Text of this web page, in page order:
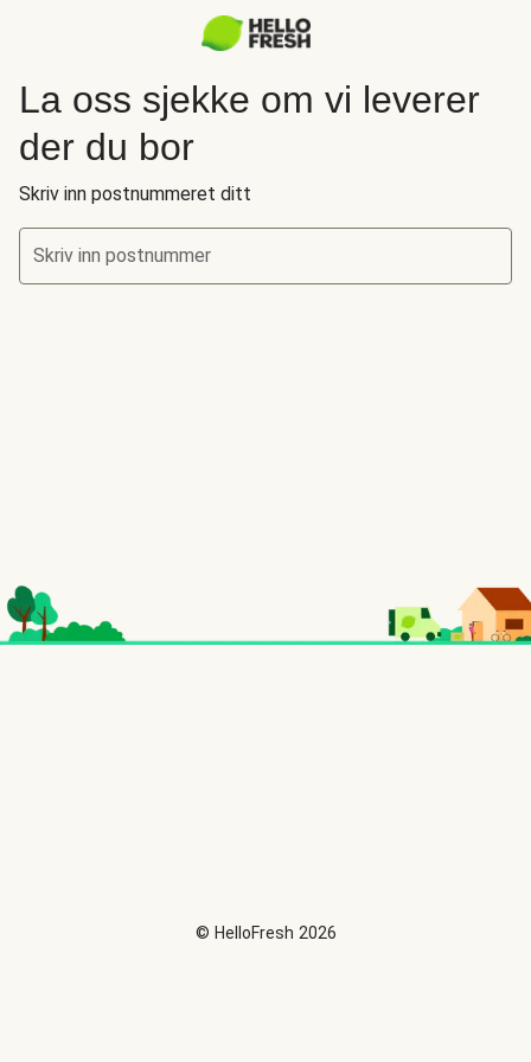
La oss sjekke om vi leverer
der du bor
Skriv inn postnummeret ditt
Skriv inn postnummer
© HelloFresh 2026